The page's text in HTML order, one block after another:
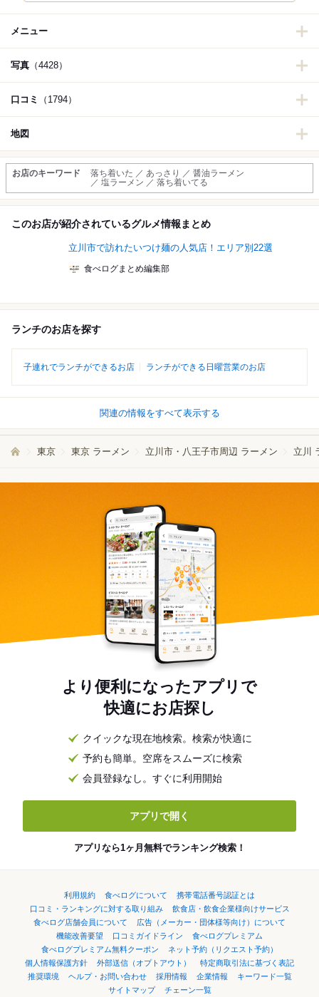
メニュー
写真 （4428）
口コミ （1794）
地図
お店のキーワード
落ち着いた ／ あっさり ／ 醤油ラーメン
／ 塩ラーメン ／ 落ち着いてる
このお店が紹介されているグルメ情報まとめ
立川市で訪れたいつけ麺の人気店！エリア別22選
食べログまとめ編集部
ランチのお店を探す
子連れでランチができるお店 ランチができる日曜営業のお店
関連の情報をすべて表示する
東京 東京 ラーメン 立川市・八王子市周辺 ラーメン 立川
より便利になったアプリで
快適にお店探し
クイックな現在地検索。検索が快適に
予約も簡単。空席をスムーズに検索
会員登録なし。すぐに利用開始
アプリで開く
アプリなら1ヶ月無料でランキング検索！
利用規約 食べログについて
携帯電話番号認証とは
口コミ・ランキングに対する取り組み
飲食店・飲食企業様向けサービス
食べログ店舗会員について
広告（メーカー・団体様等向け）について
機能改善要望
口コミガイドライン
食べログプレミアム
食べログプレミアム無料クーポン
ネット予約（リクエスト予約）
個人情報保護方針
外部送信（オプトアウト）
特定商取引法に基づく表記
推奨環境
ヘルプ・お問い合わせ 採用情報 企業情報
キーワード一覧
サイトマップ
チェーン一覧